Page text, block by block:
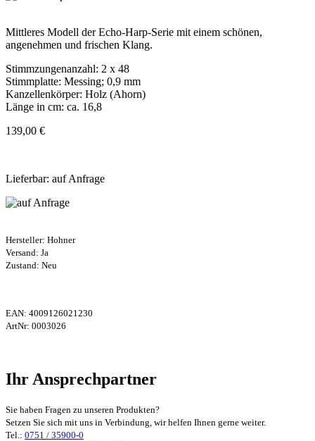
Mittleres Modell der Echo-Harp-Serie mit einem schönen,
angenehmen und frischen Klang.
Stimmzungenanzahl: 2 x 48
Stimmplatte: Messing; 0,9 mm
Kanzellenkörper: Holz (Ahorn)
Länge in cm: ca. 16,8
139,00 €
Lieferbar: auf Anfrage
Hersteller: Hohner
Versand: Ja
Zustand: Neu
EAN: 4009126021230
ArtNr: 0003026
Ihr Ansprechpartner
Sie haben Fragen zu unseren Produkten?
Setzen Sie sich mit uns in Verbindung, wir helfen Ihnen gerne weiter.
Tel.: 0751 / 35900-0